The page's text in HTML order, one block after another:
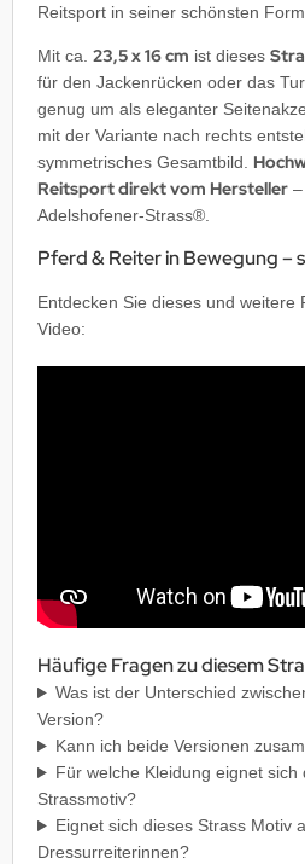
Reitsport in seiner schönsten Form.
Mit ca. 23,5 x 16 cm ist dieses
für den Jackenrücken oder das
genug um als eleganter
mit der Variante nach rechts
symmetrisches Gesamtbild.
Reitsport direkt vom Hersteller
Adelshofener-Strass®.
Pferd & Reiter in Bewegung –
Entdecken Sie dieses und weitere
Video:
Häufige Fragen zu diesem
Was ist der Unterschied
Version?
Kann ich beide Versionen
Für welche Kleidung eignet sich
Strassmotiv?
Eignet sich dieses Strass Motiv
Dressurreiterinnen?